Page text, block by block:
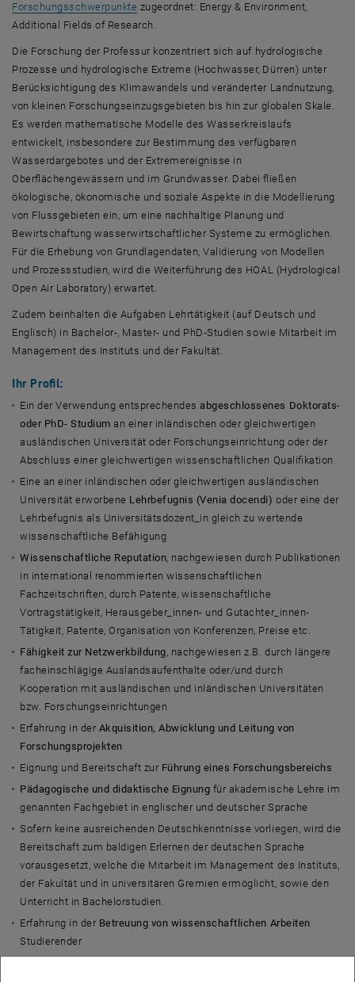
Forschungsschwerpunkte zugeordnet: Energy & Environment,
Additional Fields of Research.
Die Forschung der Professur konzentriert sich auf hydrologische
Prozesse und hydrologische Extreme (Hochwasser, Dürren) unter
Berücksichtigung des Klimawandels und veränderter Landnutzung,
von kleinen Forschungseinzugsgebieten bis hin zur globalen Skale.
Es werden mathematische Modelle des Wasserkreislaufs
entwickelt, insbesondere zur Bestimmung des verfügbaren
Wasserdargebotes und der Extremereignisse in
Oberflächengewässern und im Grundwasser. Dabei fließen
ökologische, ökonomische und soziale Aspekte in die Modellierung
von Flussgebieten ein, um eine nachhaltige Planung und
Bewirtschaftung wasserwirtschaftlicher Systeme zu ermöglichen.
Für die Erhebung von Grundlagendaten, Validierung von Modellen
und Prozessstudien, wird die Weiterführung des HOAL (Hydrological
Open Air Laboratory) erwartet.
Zudem beinhalten die Aufgaben Lehrtätigkeit (auf Deutsch und
Englisch) in Bachelor-, Master- und PhD-Studien sowie Mitarbeit im
Management des Instituts und der Fakultät.
Ihr Profil:
Ein der Verwendung entsprechendesabgeschlossenes Doktorats-
oder PhD- Studium an einer inländischen oder gleichwertigen
ausländischen Universität oder Forschungseinrichtung oder der
Abschluss einer gleichwertigen wissenschaftlichen Qualifikation
Eine an einer inländischen oder gleichwertigen ausländischen
Universität erworbene Lehrbefugnis (Venia docendi) oder eine der
Lehrbefugnis als Universitätsdozent_in gleich zu wertende
wissenschaftliche Befähigung
Wissenschaftliche Reputation, nachgewiesen durch Publikationen
in international renommierten wissenschaftlichen
Fachzeitschriften, durch Patente, wissenschaftliche
Vortragstätigkeit, Herausgeber_innen- und Gutachter_innen-
Tätigkeit, Patente, Organisation von Konferenzen, Preise etc.
Fähigkeit zur Netzwerkbildung, nachgewiesen z.B. durch längere
facheinschlägige Auslandsaufenthalte oder/und durch
Kooperation mit ausländischen und inländischen Universitäten
bzw. Forschungseinrichtungen
Erfahrung in der Akquisition, Abwicklung und Leitung von
Forschungsprojekten
Eignung und Bereitschaft zur Führung eines Forschungsbereichs
Pädagogische und didaktische Eignung für akademische Lehre im
genannten Fachgebiet in englischer und deutscher Sprache
Sofern keine ausreichenden Deutschkenntnisse vorliegen, wird die
Bereitschaft zum baldigen Erlernen der deutschen Sprache
vorausgesetzt, welche die Mitarbeit im Management des Instituts,
der Fakultät und in universitären Gremien ermöglicht, sowie den
Unterricht in Bachelorstudien.
Erfahrung in der Betreuung von wissenschaftlichen Arbeiten
Studierender